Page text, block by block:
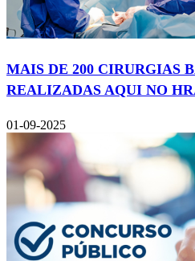
MAIS DE 200 CIRURGIAS
REALIZADAS AQUI NO
01-09-2025